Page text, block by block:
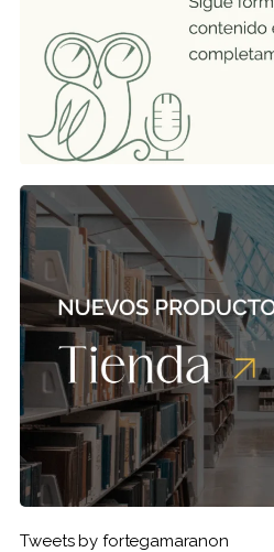
Tweets by fortegamaranon